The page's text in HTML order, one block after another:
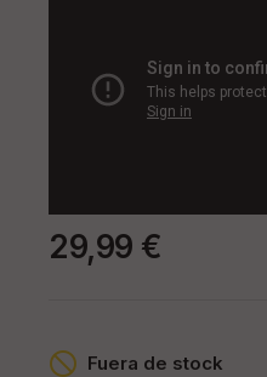
29,99 €
Fuera de stock